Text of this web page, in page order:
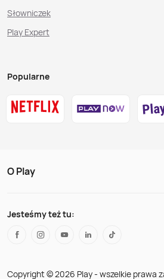
Słowniczek
Play Expert
Popularne
O Play
Jesteśmy też tu:
Copyright © 2026 Play - wszelkie prawa